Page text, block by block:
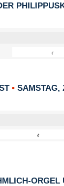
‹
• SAMSTAG,
‹
ORGEL